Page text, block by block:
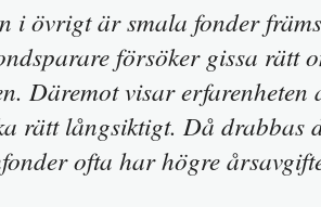
i övrigt är smala fonder
försöker gissa rätt
Däremot visar
rätt långsiktigt. Då drabbas
ofta har högre